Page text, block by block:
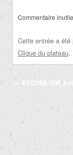
Commentaire
Cette entrée a été
Clique du plateau.
Navigation
← EXCUSE-TOÉ